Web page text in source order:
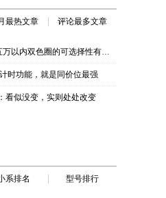
最热文章 评论最多文章
以内双色圈的可选择性有点多
时功能，就是同价位最强
看似没变，实则处处改变
系排名 型号排行